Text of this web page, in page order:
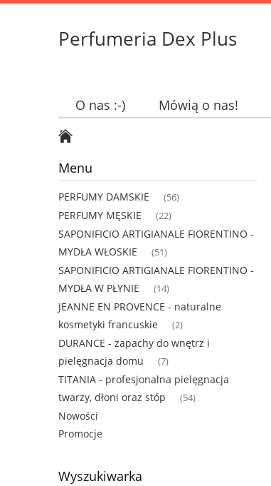
Perfumeria Dex Plus
O nas :-) Mówią o nas!
Menu
PERFUMY DAMSKIE (56)
PERFUMY MĘSKIE (22)
SAPONIFICIO ARTIGIANALE FIORENTINO -
MYDŁA WŁOSKIE
(51)
SAPONIFICIO ARTIGIANALE FIORENTINO -
MYDŁA W PŁYNIE
(14)
JEANNE EN PROVENCE - naturalne
kosmetyki francuskie
(2)
DURANCE - zapachy do wnętrz i
pielęgnacja domu
(7)
TITANIA - profesjonalna pielęgnacja
twarzy, dłoni oraz stóp
(54)
Nowości
Promocje
Wyszukiwarka